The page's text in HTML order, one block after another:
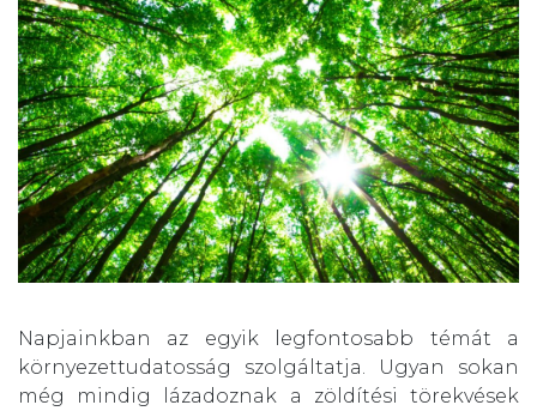
Napjainkban az egyik legfontosabb témát a
környezettudatosság szolgáltatja. Ugyan sokan
még mindig lázadoznak a zöldítési törekvések